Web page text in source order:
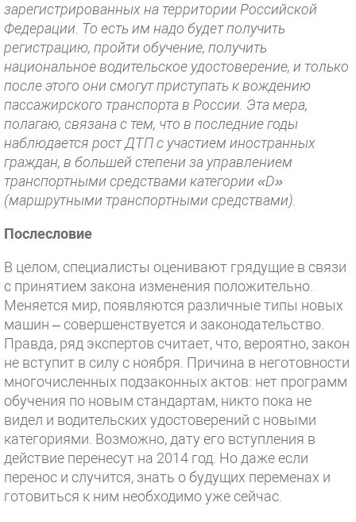
зарегистрированных на территории Российской
Федерации. То есть им надо будет получить
регистрацию, пройти обучение, получить
национальное водительское удостоверение, и только
после этого они смогут приступать к вождению
пассажирского транспорта в России. Эта мера,
полагаю, связана с тем, что в последние годы
наблюдается рост ДТП с участием иностранных
граждан, в большей степени за управлением
транспортными средствами категории «D»
(маршрутными транспортными средствами).
Послесловие
В целом, специалисты оценивают грядущие в связи
с принятием закона изменения положительно.
Меняется мир, появляются различные типы новых
машин – совершенствуется и законодательство.
Правда, ряд экспертов считает, что, вероятно, закон
не вступит в силу с ноября. Причина в неготовности
многочисленных подзаконных актов: нет программ
обучения по новым стандартам, никто пока не
видел и водительских удостоверений с новыми
категориями. Возможно, дату его вступления в
действие перенесут на 2014 год. Но даже если
перенос и случится, знать о будущих переменах и
готовиться к ним необходимо уже сейчас.